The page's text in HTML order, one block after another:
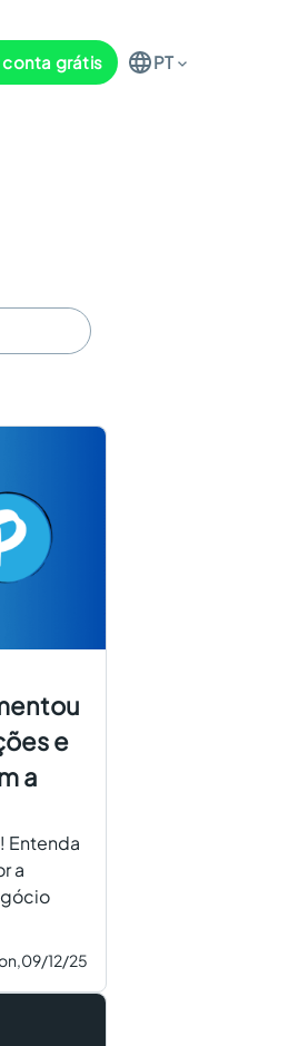
conta grátis PT
e
a
Entenda
a
09/12/25